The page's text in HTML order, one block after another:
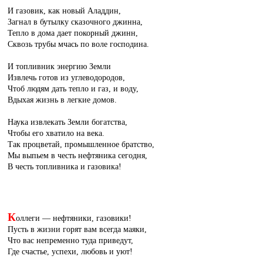
И газовик, как новый Аладдин,
Загнал в бутылку сказочного джинна,
Тепло в дома дает покорный джинн,
Сквозь трубы мчась по воле господина.
И топливник энергию Земли
Извлечь готов из углеводородов,
Чтоб людям дать тепло и газ, и воду,
Вдыхая жизнь в легкие домов.
Наука извлекать Земли богатства,
Чтобы его хватило на века.
Так процветай, промышленное братство,
Мы выпьем в честь нефтяника сегодня,
В честь топливника и газовика!
Коллеги — нефтяники, газовики!
Пусть в жизни горят вам всегда маяки,
Что вас непременно туда приведут,
Где счастье, успехи, любовь и уют!